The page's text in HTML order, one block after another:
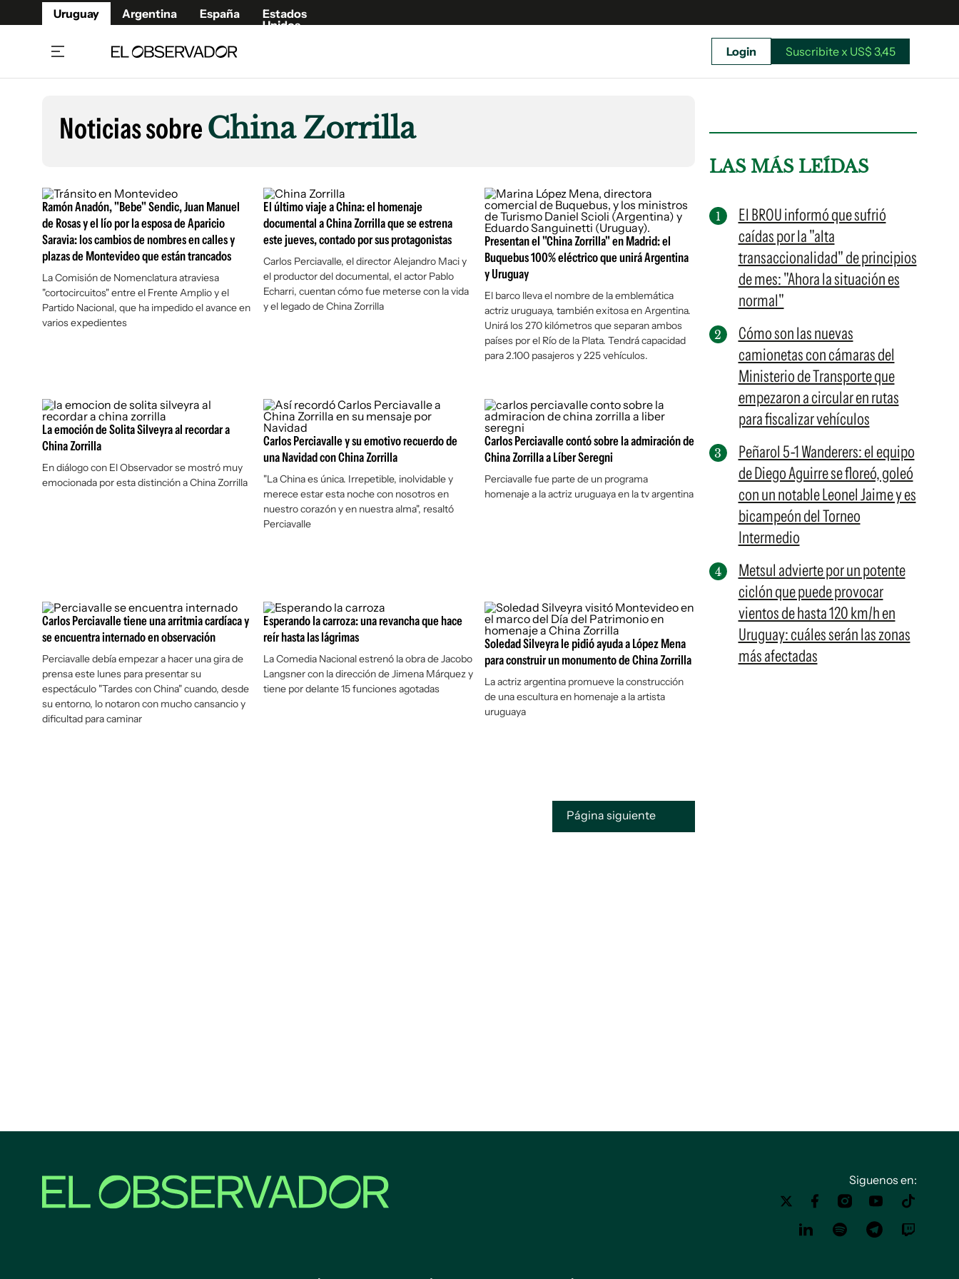
Uruguay Argentina España
Estados
Unidos
Beneficios Member
Café y Negocios
Economía y Empresas
Agro
Brand Studio
Mundo
Cultura y Espectáculos
Fúnebres
Publicaciones
Newsletters
Argentina
España
Estados Unidos
Suscribite x US$ 3,45
Login Suscribite x US$ 3,45
Noticias sobreChina Zorrilla
Ramón Anadón, "Bebe" Sendic, Juan Manuel
de Rosas y el lío por la esposa de Aparicio
Saravia: los cambios de nombres en calles y
plazas de Montevideo que están trancados
La Comisión de Nomenclatura atraviesa
"cortocircuitos" entre el Frente Amplio y el
Partido Nacional, que ha impedido el avance en
varios expedientes
El último viaje a China: el homenaje
documental a China Zorrilla que se estrena
este jueves, contado por sus protagonistas
Carlos Perciavalle, el director Alejandro Maci y
el productor del documental, el actor Pablo
Echarri, cuentan cómo fue meterse con la vida
y el legado de China Zorrilla
Presentan el "China Zorrilla" en Madrid: el
Buquebus 100% eléctrico que unirá Argentina
y Uruguay
El barco lleva el nombre de la emblemática
actriz uruguaya, también exitosa en Argentina.
Unirá los 270 kilómetros que separan ambos
países por el Río de la Plata. Tendrá capacidad
para 2.100 pasajeros y 225 vehículos.
La emoción de Solita Silveyra al recordar a
China Zorrilla
En diálogo con El Observador se mostró muy
emocionada por esta distinción a China Zorrilla
Carlos Perciavalle y su emotivo recuerdo de
una Navidad con China Zorrilla
"La China es única. Irrepetible, inolvidable y
merece estar esta noche con nosotros en
nuestro corazón y en nuestra alma", resaltó
Perciavalle
Carlos Perciavalle contó sobre la admiración de
China Zorrilla a Líber Seregni
Perciavalle fue parte de un programa
homenaje a la actriz uruguaya en la tv argentina
Carlos Perciavalle tiene una arritmia cardíaca y
se encuentra internado en observación
Perciavalle debía empezar a hacer una gira de
prensa este lunes para presentar su
espectáculo "Tardes con China" cuando, desde
su entorno, lo notaron con mucho cansancio y
dificultad para caminar
Esperando la carroza: una revancha que hace
reír hasta las lágrimas
La Comedia Nacional estrenó la obra de Jacobo
Langsner con la dirección de Jimena Márquez y
tiene por delante 15 funciones agotadas
Soledad Silveyra le pidió ayuda a López Mena
para construir un monumento de China Zorrilla
La actriz argentina promueve la construcción
de una escultura en homenaje a la artista
uruguaya
Página siguiente
LAS MÁS LEÍDAS
El BROU informó que sufrió
caídas por la "alta
transaccionalidad" de principios
de mes: "Ahora la situación es
normal"
Cómo son las nuevas
camionetas con cámaras del
Ministerio de Transporte que
empezaron a circular en rutas
para fiscalizar vehículos
Peñarol 5-1 Wanderers: el equipo
de Diego Aguirre se floreó, goleó
con un notable Leonel Jaime y es
bicampeón del Torneo
Intermedio
Metsul advierte por un potente
ciclón que puede provocar
vientos de hasta 120 km/h en
Uruguay: cuáles serán las zonas
más afectadas
Siguenos en: